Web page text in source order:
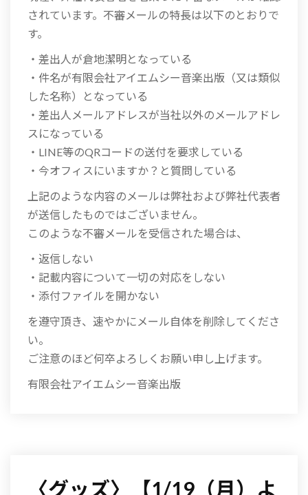
されています。不審メールの特長は以下のとおりで
す。
・差出人が倉地潔明となっている
・件名が有限会社アイエムシー音楽出版（又は類似
した名称）となっている
・差出人メールアドレスが当社以外のメールアドレ
スになっている
・LINE等のQRコードの送付を要求している
・今オフィスにいますか？と質問している
上記のような内容のメールは弊社および弊社代表者
が送信したものではございません。
このような不審メールを受信された場合は、
・返信しない
・記載内容について一切の対応をしない
・添付ファイルを開かない
を遵守頂き、速やかにメール自体を削除してくださ
い。
ご注意のほど何卒よろしくお願い申し上げます。
有限会社アイエムシー音楽出版
〈グッズ〉【1/19（月）よ